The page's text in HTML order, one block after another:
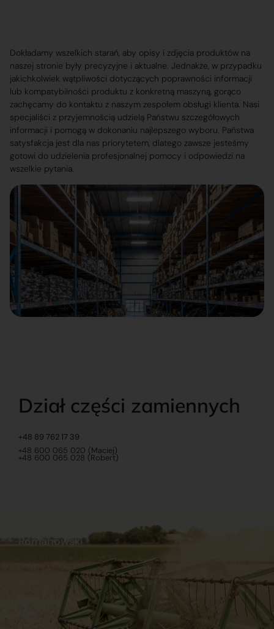
Dokładamy wszelkich starań, aby opisy i zdjęcia produktów na
naszej stronie były precyzyjne i aktualne. Jednakże, w przypadku
jakichkolwiek wątpliwości dotyczących poprawności informacji
lub kompatybilności produktu z konkretną maszyną, gorąco
zachęcamy do kontaktu z naszym zespołem obsługi klienta. Nasi
specjaliści z przyjemnością udzielą Państwu szczegółowych
informacji i pomogą w dokonaniu najlepszego wyboru. Państwa
satysfakcja jest dla nas priorytetem, dlatego zawsze jesteśmy
gotowi do udzielenia profesjonalnej pomocy i odpowiedzi na
wszelkie pytania.
Dział części zamiennych
+48 89 762 17 39
+48 600 065 020 (Maciej)
+48 600 065 028 (Robert)
Romanowski
Sklep internetowy
Praca
Ubezpieczenia